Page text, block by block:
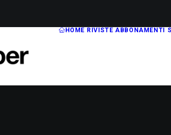
HOME RIVISTE ABBONAMENTI